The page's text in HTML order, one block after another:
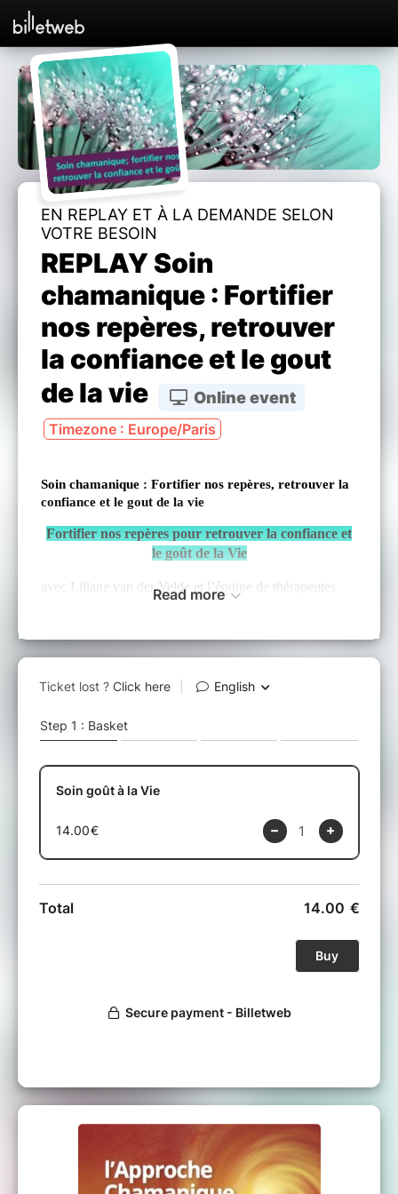
EN REPLAY ET À LA DEMANDE SELON
VOTRE BESOIN
REPLAY Soin
chamanique : Fortifier
nos repères, retrouver
la confiance et le gout
de la vie
Online event
Timezone : Europe/Paris
Soin chamanique : Fortifier nos repères, retrouver la
confiance et le gout de la vie
Fortifier nos repères pour retrouver la confiance et
le goût de la Vie
avec Liliane van der Velde et l’équipe de thérapeutes
SI...Vous êtes en perte d’envie, de confiance, de
stabilité, vous vous sentez déconnecté du sens de la vie
? Et vous souhaitez être acteur de votre vie …
SI...Vous voulez retrouver des repères sains, sentir le
Dans cet atelier, nous faisons appel aux champs-esprits
pour renforcer notre lien à la Vie, retrouver des repères
sains, et la confiance pour vivre avec plus de joie et de
plaisir.
entretenir le lien aux ressources reçues pour les intégrer
Cet atelier fait partie d’une série de soins, qui peuvent
appels à évoluer ; il nous faut juste réapprendre à œuvrer
ensemble !
L'Approche Chamanique de la Thérapie ACT soigne les
troubles de l’humain en perte de repères, dans ses
symptômes physiques jusqu’au plan spirituel. Elle
apporte les ressources naturelles manquantes pour
Read more